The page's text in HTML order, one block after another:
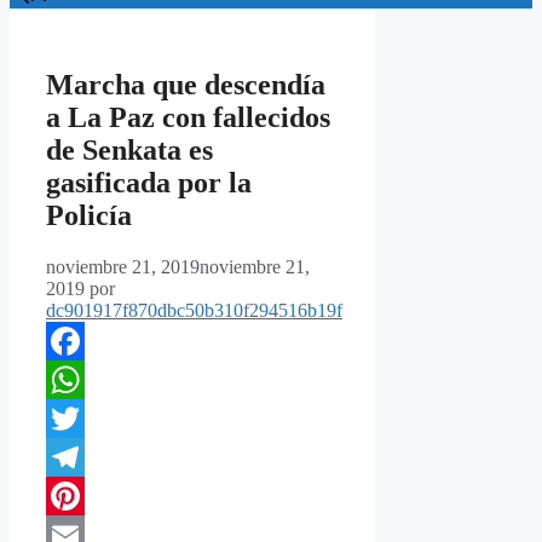
Marcha que descendía
a La Paz con fallecidos
de Senkata es
gasificada por la
Policía
noviembre 21, 2019noviembre 21,
2019 por
dc901917f870dbc50b310f294516b19f
Facebook
WhatsApp
Twitter
Telegram
Pinterest